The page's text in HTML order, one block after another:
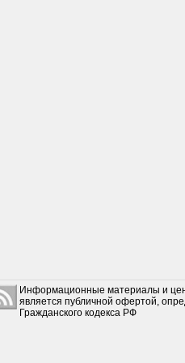
Информационные материалы и
является публичной офертой,
Гражданского кодекса РФ